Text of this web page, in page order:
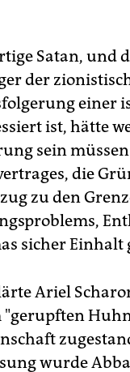
Satan, und
der
einer
ist, hätte
sein
die
zu den
sicher Einhalt
Ariel
wurde